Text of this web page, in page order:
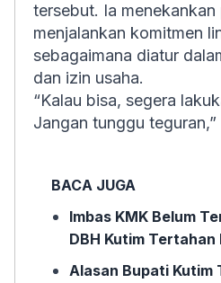
tersebut. Ia
menjalankan komitmen
sebagaimana diatur
dan izin usaha.
“Kalau bisa, segera
Jangan tunggu
BACA JUGA
Imbas KMK Belum
DBH Kutim Tertahan
Alasan Bupati Kutim